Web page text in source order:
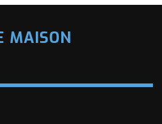
MAISON